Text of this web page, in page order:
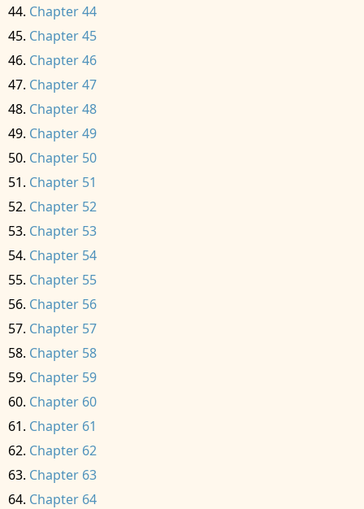
Chapter 44
Chapter 45
Chapter 46
Chapter 47
Chapter 48
Chapter 49
Chapter 50
Chapter 51
Chapter 52
Chapter 53
Chapter 54
Chapter 55
Chapter 56
Chapter 57
Chapter 58
Chapter 59
Chapter 60
Chapter 61
Chapter 62
Chapter 63
Chapter 64